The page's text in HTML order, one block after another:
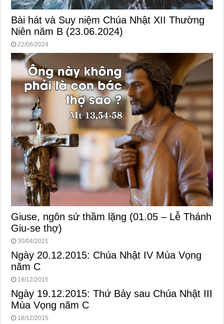
Bài hát và Suy niệm Chúa Nhật XII Thường
Niên năm B (23.06.2024)
22/06/2024
Giuse, ngôn sứ thầm lặng (01.05 – Lễ Thánh
Giu-se thợ)
30/04/2021
Ngày 20.12.2015: Chúa Nhật IV Mùa Vọng
năm C
19/12/2015
Ngày 19.12.2015: Thứ Bảy sau Chúa Nhật III
Mùa Vọng năm C
18/12/2015